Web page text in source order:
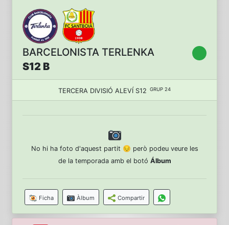
BARCELONISTA TERLENKA
S12 B
TERCERA DIVISIÓ ALEVÍ S12 GRUP 24
No hi ha foto d'aquest partit 😔 però podeu veure les
de la temporada amb el botó Álbum
Ficha Àlbum Compartir